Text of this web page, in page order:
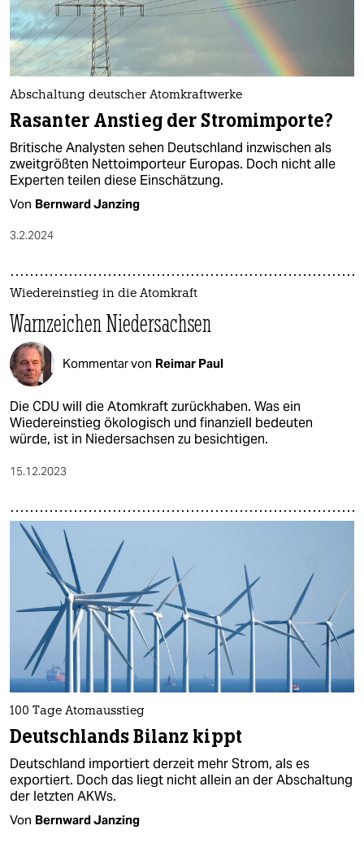
Abschaltung deutscher Atomkraftwerke
Rasanter Anstieg der Stromimporte?
Britische Analysten sehen Deutschland inzwischen als
zweitgrößten Nettoimporteur Europas. Doch nicht alle
Experten teilen diese Einschätzung.
Von Bernward Janzing
3.2.2024
Wiedereinstieg in die Atomkraft
Warnzeichen Niedersachsen
Kommentar von Reimar Paul
Die CDU will die Atomkraft zurückhaben. Was ein
Wiedereinstieg ökologisch und finanziell bedeuten
würde, ist in Niedersachsen zu besichtigen.
15.12.2023
100 Tage Atomausstieg
Deutschlands Bilanz kippt
Deutschland importiert derzeit mehr Strom, als es
exportiert. Doch das liegt nicht allein an der Abschaltung
der letzten AKWs.
Von Bernward Janzing